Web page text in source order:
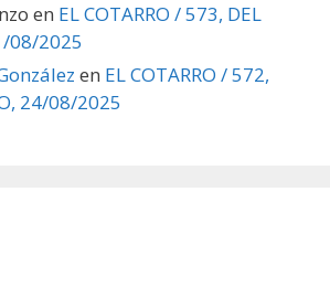
en EL COTARRO / 573, DEL
08/2025
en EL COTARRO / 572,
24/08/2025